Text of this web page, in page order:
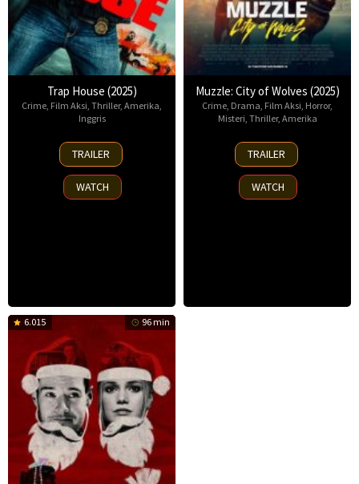
Trap House (2025)
Crime, Film Aksi, Thriller, Amerika,
Inggris
14
Nov
2025
TRAILER
WATCH
Muzzle: City of Wolves (2025)
Crime, Drama, Film Aksi, Horror,
Misteri, Thriller, Amerika
13
Nov
2025
TRAILER
WATCH
6.015 96 min